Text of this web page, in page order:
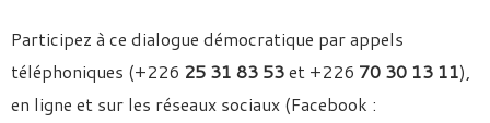
Participez à ce dialogue démocratique par appels
téléphoniques (+226 25 31 83 53et +226 70 30 13 11),
en ligne et sur les réseaux sociaux (Facebook :